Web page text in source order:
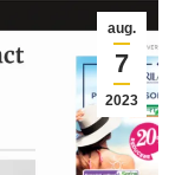
aug.
7
2023